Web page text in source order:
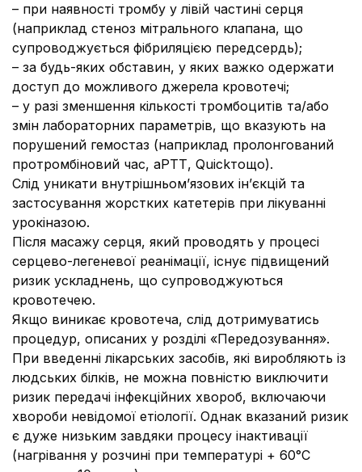
– при наявності тромбу у лівій частині серця
(наприклад стеноз мітрального клапана, що
супроводжується фібриляцією передсердь);
– за будь-яких обставин, у яких важко одержати
доступ до можливого джерела кровотечі;
– у разі зменшення кількості тромбоцитів та/або
змін лабораторних параметрів, що вказують на
порушений гемостаз (наприклад пролонгований
протромбіновий час, аРТТ, Quickтощо).
Слід уникати внутрішньом’язових ін’єкцій та
застосування жорстких катетерів при лікуванні
урокіназою.
Після масажу серця, який проводять у процесі
серцево-легеневої реанімації, існує підвищений
ризик ускладнень, що супроводжуються
кровотечею.
Якщо виникає кровотеча, слід дотримуватись
процедур, описаних у розділі «Передозування».
При введенні лікарських засобів, які виробляють із
людських білків, не можна повністю виключити
ризик передачі інфекційних хвороб, включаючи
хвороби невідомої етіології. Однак вказаний ризик
є дуже низьким завдяки процесу інактивації
(нагрівання у розчині при температурі + 60°С